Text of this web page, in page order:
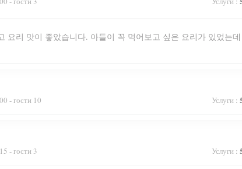
요리 맛이 좋았습니다. 아들이 꼭 먹어보고 싶은 요리가 있었는
- гости 10 Услуги :
- гости 3 Услуги :